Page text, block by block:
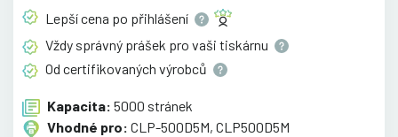
Lepší cena po přihlášení
Vždy správný prášek pro vaši tiskárnu
Od certifikovaných výrobců
Kapacita: 5000 stránek
Vhodné pro: CLP-500D5M, CLP500D5M